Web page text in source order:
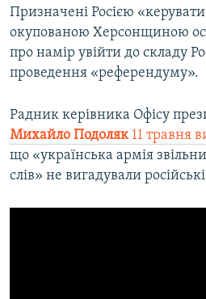
Призначені Росією
окупованою Херсонщиною
про намір увійти до складу
проведення «референдуму».
Радник керівника Офісу
Михайло Подоляк11 травня
що «українська армія
слів» не вигадували